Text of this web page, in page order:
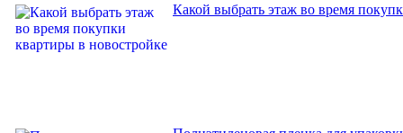
Какой выбрать этаж во время